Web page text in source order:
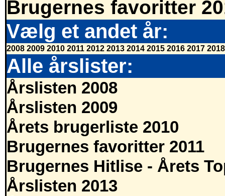
Brugernes favoritter
Vælg et andet år:
2008 2009 2010 2011 2012 2013 2014 2015 2016 2017 2018
Alle årslister:
Årslisten 2008
Årslisten 2009
Årets brugerliste 2010
Brugernes favoritter 2011
Brugernes Hitlise - Årets
Årslisten 2013